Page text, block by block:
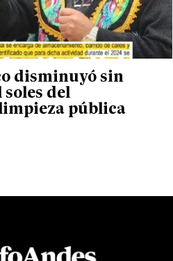
disminuyó sin
del
pública